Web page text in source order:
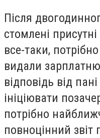
Після
стомлені
все-таки,
видали
відповідь від
ініціювати
потрібно
повноцінний